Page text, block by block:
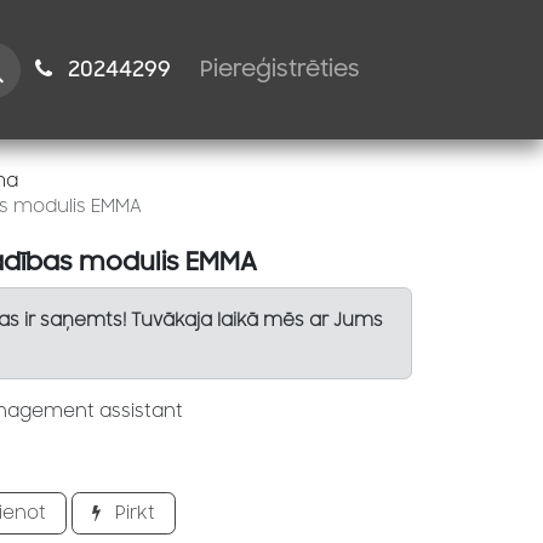
2024​​4299 Piereģistrēties
modulis EMMA
modulis EMMA
ir saņemts! Tuvākaja laikā mēs ar Jums
assistant
Pirkt